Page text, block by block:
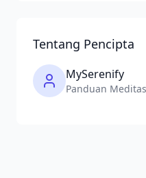
Tentang Pencipta
MySerenify
Panduan